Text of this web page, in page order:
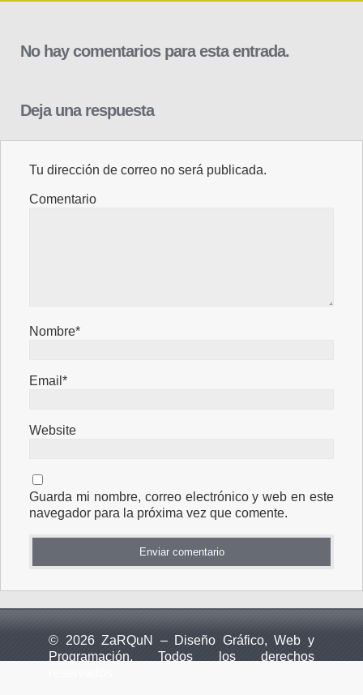
No hay comentarios para esta entrada.
Deja una respuesta
Tu dirección de correo no será publicada.
Comentario
Nombre*
Email*
Website
Guarda mi nombre, correo electrónico y web en este
navegador para la próxima vez que comente.
© 2026 ZaRQuN – Diseño Gráfico, Web y
Programación. Todos los derechos